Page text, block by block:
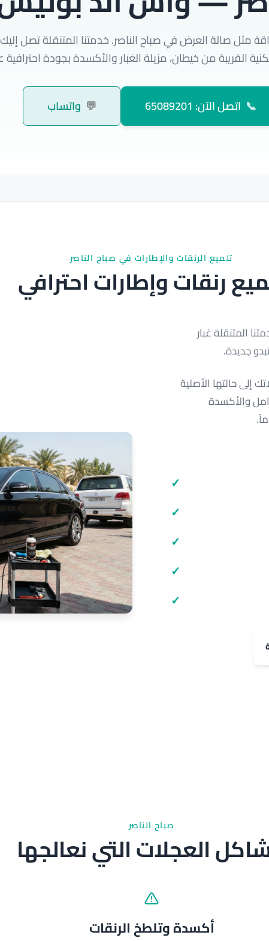
مثل صالة العرض في صباح الناصر. خدمتنا المتنقلة تصل
القريبة من خيطان، مزيلة الغبار والأكسدة بجودة احترافية
📞 اتصل الآن: 65089201 💬 واتساب
تلميع الرنقات والإطارات في صباح الناصر
رنقات وإطارات احترافي
المتنقلة غبار
جديدة.
إلى حالتها الأصلية
والأكسدة
صباح الناصر
العجلات التي نعالجها
أكسدة وتلطخ الرنقات